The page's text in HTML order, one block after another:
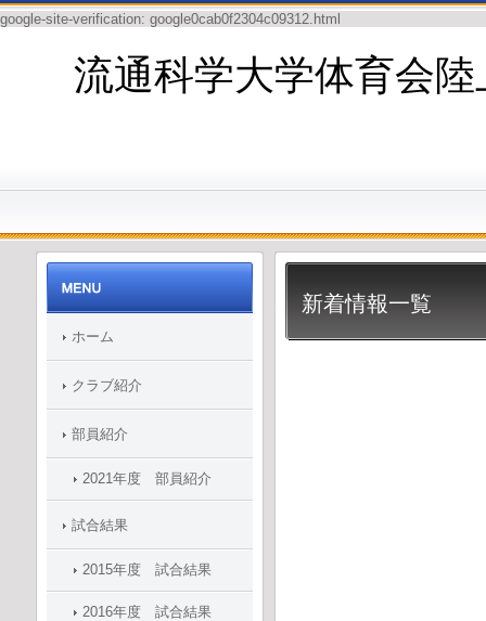
google-site-verification: google0cab0f2304c09312.html
流通科学大学体育会
新着情報一覧
ホーム
クラブ紹介
部員紹介
2021年度 部員紹介
試合結果
2015年度 試合結果
2016年度 試合結果